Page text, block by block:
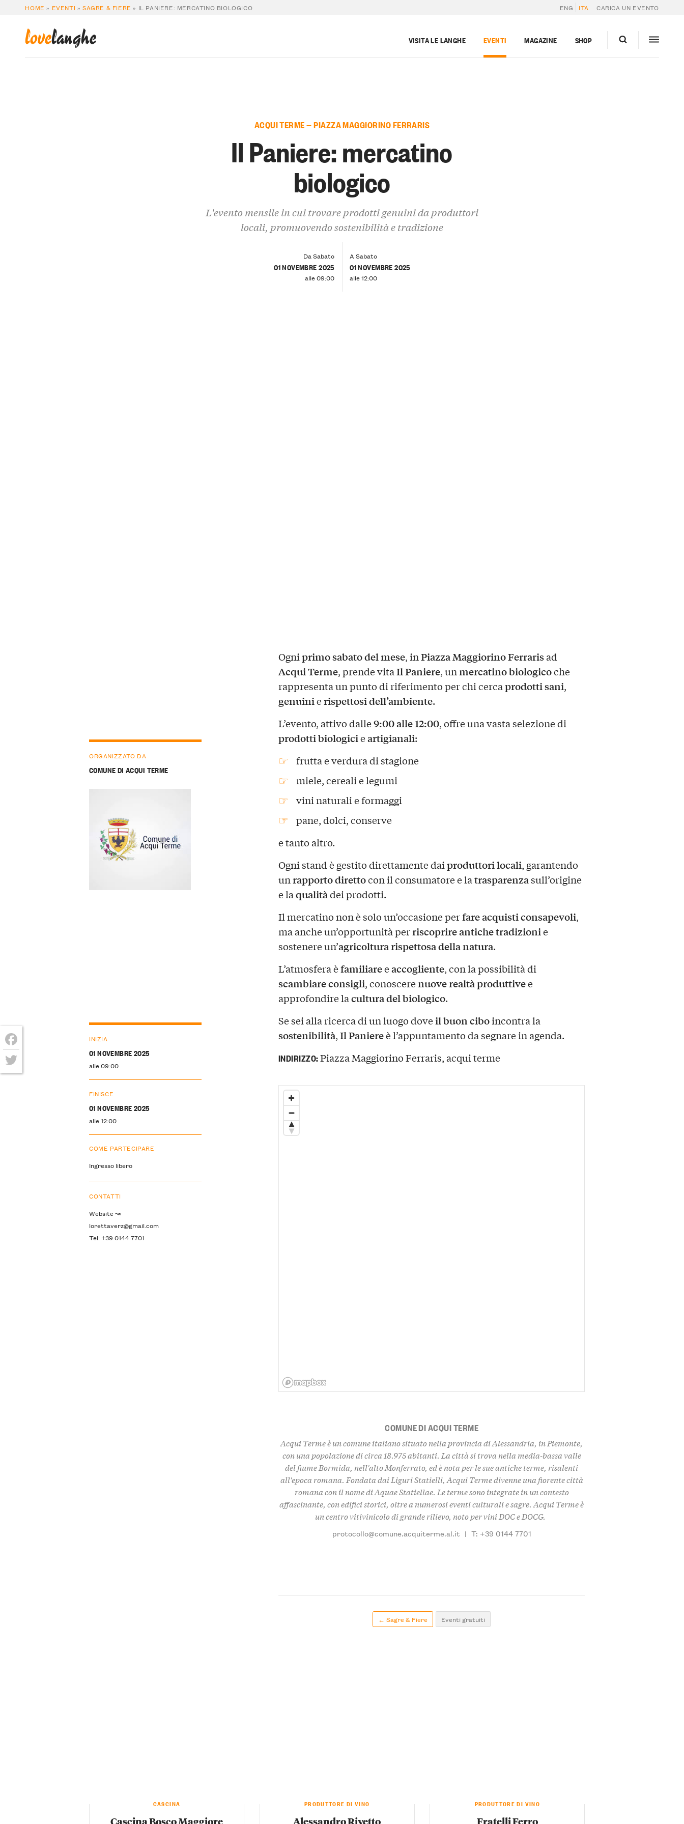
HOME » EVENTI »SAGRE & FIERE » IL PANIERE: MERCATINO BIOLOGICO ENG ITA CARICA UN EVENTO
lovelanghe VISITA LE LANGHE EVENTI MAGAZINE SHOP
ACQUI TERME — PIAZZA MAGGIORINO FERRARIS
Il Paniere: mercatino
biologico
L'evento mensile in cui trovare prodotti genuini da produttori
locali, promuovendo sostenibilità e tradizione
Da Sabato
01 NOVEMBRE 2025
alle 09:00
A Sabato
01 NOVEMBRE 2025
alle 12:00
Ogniprimo sabato del mese, inPiazza Maggiorino Ferrarisad
Acqui Terme, prende vitaIl Paniere, unmercatino biologicoche
rappresenta un punto di riferimento per chi cercaprodotti sani,
genuinierispettosi dell’ambiente.
L’evento, attivo dalle9:00 alle 12:00, offre una vasta selezione di
prodotti biologicieartigianali:
frutta e verdura di stagione
miele, cereali e legumi
vini naturali e formaggi
pane, dolci, conserve
e tanto altro.
Ogni stand è gestito direttamente daiproduttori locali, garantendo
unrapporto direttocon il consumatore e latrasparenzasull’origine
e laqualitàdei prodotti.
Il mercatino non è solo un’occasione perfare acquisti consapevoli,
ma anche un’opportunità perriscoprire antiche tradizionie
sostenere un’agricoltura rispettosa della natura.
L’atmosfera èfamiliareeaccogliente, con la possibilità di
scambiare consigli, conoscerenuove realtà produttivee
approfondire lacultura del biologico.
Se sei alla ricerca di un luogo doveil buon ciboincontra la
sostenibilità,Il Paniereè l’appuntamento da segnare in agenda.
ORGANIZZATO DA
COMUNE DI ACQUI TERME
INIZIA
01 NOVEMBRE 2025
alle 09:00
FINISCE
01 NOVEMBRE 2025
alle 12:00
COME PARTECIPARE
Ingresso libero
CONTATTI
Website ↝
lorettaverz@gmail.com
Tel: +39 0144 7701
INDIRIZZO:Piazza Maggiorino Ferraris, acqui terme
COMUNE DI ACQUI TERME
Acqui Terme è un comune italiano situato nella provincia di Alessandria, in Piemonte,
con una popolazione di circa 18.975 abitanti. La città si trova nella media-bassa valle
del fiume Bormida, nell'alto Monferrato, ed è nota per le sue antiche terme, risalenti
all'epoca romana. Fondata dai Liguri Statielli, Acqui Terme divenne una fiorente città
romana con il nome di Aquae Statiellae. Le terme sono integrate in un contesto
affascinante, con edifici storici, oltre a numerosi eventi culturali e sagre. Acqui Terme è
un centro vitivinicolo di grande rilievo, noto per vini DOC e DOCG.
protocollo@comune.acquiterme.al.it | T: +39 0144 7701
← Sagre & Fiere Eventi gratuiti
CASCINA
Cascina Bosco Maggiore
PRODUTTORE DI VINO
Alessandro Rivetto
PRODUTTORE DI VINO
Fratelli Ferro
Facebook
Twitter